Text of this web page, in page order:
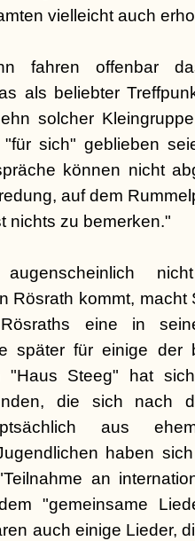
vielleicht auch
fahren offenbar
als beliebter
solcher
sich" geblieben
können nicht
auf dem
nichts zu bemerken."
Rösrath kommt, macht
eine in
später für einige der
"Haus Steeg" hat
die sich nach
aus
haben
an
"gemeinsame
auch einige Lieder,